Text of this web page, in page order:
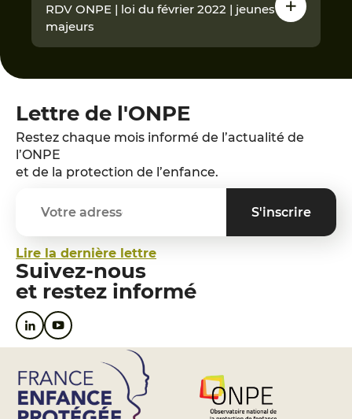
RDV ONPE | loi du février 2022 | jeunes
majeurs
Lettre de l'ONPE
Restez chaque mois informé de l’actualité de
l’ONPE
et de la protection de l’enfance.
Lire la dernière lettre
Suivez-nous
et restez informé